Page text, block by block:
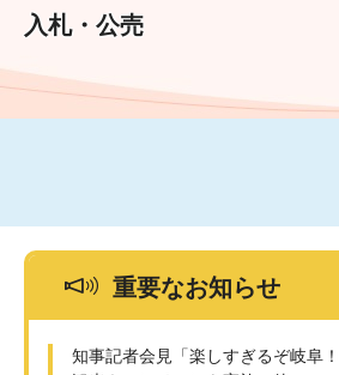
文
入札・公売
重要なお知らせ
知事記者会見「楽しすぎるぞ岐阜